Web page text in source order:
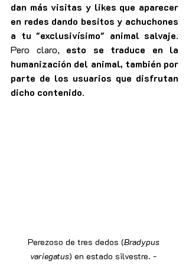
dan más visitas y likes que aparecer
en redes dando besitos y achuchones
a tu "exclusivísimo" animal salvaje.
Pero claro, esto se traduce en la
humanización del animal, también por
parte de los usuarios que disfrutan
dicho contenido.
Perezoso de tres dedos (Bradypus
variegatus) en estado silvestre. -